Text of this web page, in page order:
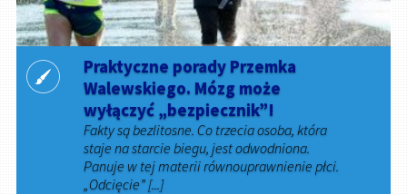
Praktyczne porady Przemka
Walewskiego. Mózg może
wyłączyć „bezpiecznik”!
Fakty są bezlitosne. Co trzecia osoba, która
staje na starcie biegu, jest odwodniona.
Panuje w tej materii równouprawnienie płci.
„Odcięcie” [...]